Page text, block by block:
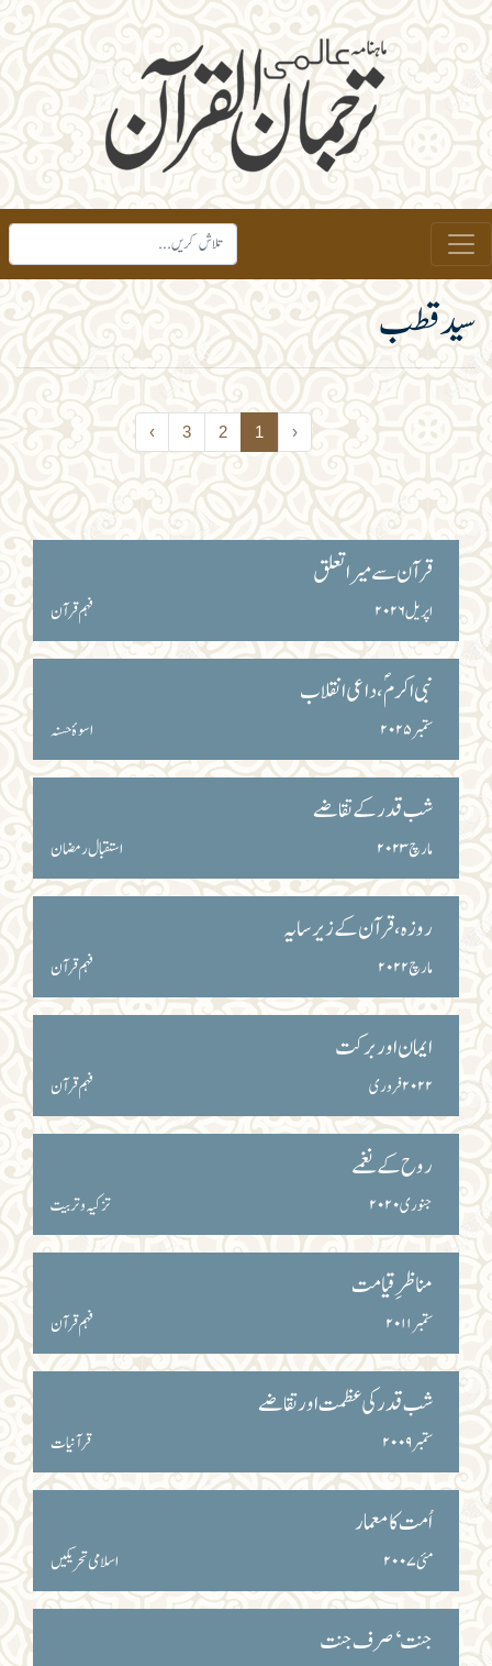
سید قطب
‹
1
2
3
›
قرآن سے میرا تعلق
اپریل ۲۰۲۶ فہم قرآن
نبی اکرمؐ ، داعی انقلاب
ستمبر ۲۰۲۵ اسوۂ حسنہ
شب قدر کے تقاضے
مارچ ۲۰۲۳ استقبال رمضان
روزہ، قرآن کے زیرسایہ
مارچ ۲۰۲۲ فہم قرآن
ایمان اور برکت
۲۰۲۲ فروری فہم قرآن
روح کے نغمے
جنوری ۲۰۲۰ تزکیہ و تربیت
مناظرِ قیامت
ستمبر ۲۰۱۱ فہم قرآن
شب قدر کی عظمت اور تقاضے
ستمبر ۲۰۰۹ قرآنیات
اُمت کا معمار
مئی۲۰۰۷ اسلامی تحریکیں
جنت‘ صرف جنت